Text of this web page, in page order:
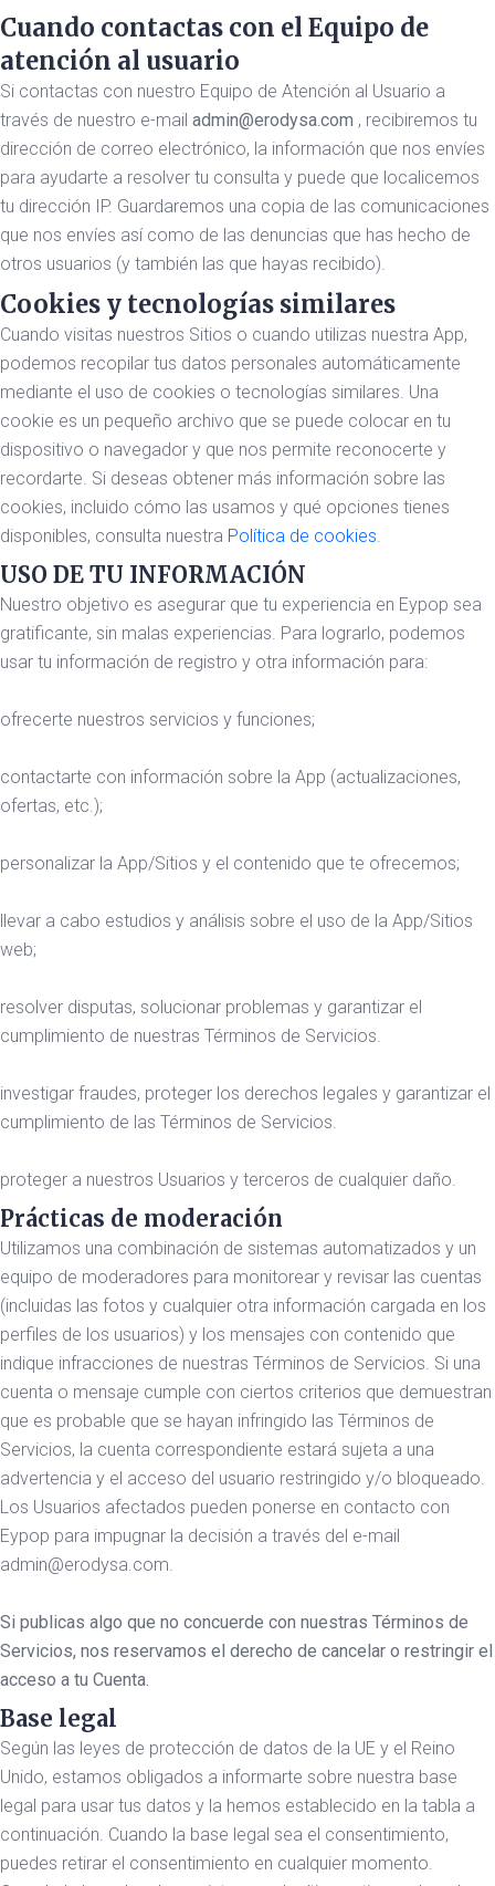
Cuando contactas con el Equipo de
atención al usuario
Si contactas con nuestro Equipo de Atención al Usuario a
través de nuestro e-mail admin@erodysa.com , recibiremos tu
dirección de correo electrónico, la información que nos envíes
para ayudarte a resolver tu consulta y puede que localicemos
tu dirección IP. Guardaremos una copia de las comunicaciones
que nos envíes así como de las denuncias que has hecho de
otros usuarios (y también las que hayas recibido).
Cookies y tecnologías similares
Cuando visitas nuestros Sitios o cuando utilizas nuestra App,
podemos recopilar tus datos personales automáticamente
mediante el uso de cookies o tecnologías similares. Una
cookie es un pequeño archivo que se puede colocar en tu
dispositivo o navegador y que nos permite reconocerte y
recordarte. Si deseas obtener más información sobre las
cookies, incluido cómo las usamos y qué opciones tienes
disponibles, consulta nuestra Política de cookies
USO DE TU INFORMACIÓN
Nuestro objetivo es asegurar que tu experiencia en Eypop sea
gratificante, sin malas experiencias. Para lograrlo, podemos
usar tu información de registro y otra información para:
ofrecerte nuestros servicios y funciones;
contactarte con información sobre la App (actualizaciones,
ofertas, etc.);
personalizar la App/Sitios y el contenido que te ofrecemos;
llevar a cabo estudios y análisis sobre el uso de la App/Sitios
web;
resolver disputas, solucionar problemas y garantizar el
cumplimiento de nuestras Términos de Servicios.
investigar fraudes, proteger los derechos legales y garantizar el
cumplimiento de las Términos de Servicios.
proteger a nuestros Usuarios y terceros de cualquier daño.
Prácticas de moderación
Utilizamos una combinación de sistemas automatizados y un
equipo de moderadores para monitorear y revisar las cuentas
(incluidas las fotos y cualquier otra información cargada en los
perfiles de los usuarios) y los mensajes con contenido que
indique infracciones de nuestras Términos de Servicios. Si una
cuenta o mensaje cumple con ciertos criterios que demuestran
que es probable que se hayan infringido las Términos de
Servicios, la cuenta correspondiente estará sujeta a una
advertencia y el acceso del usuario restringido y/o bloqueado.
Los Usuarios afectados pueden ponerse en contacto con
Eypop para impugnar la decisión a través del e-mail
admin@erodysa.com.
Si publicas algo que no concuerde con nuestras Términos de
Servicios, nos reservamos el derecho de cancelar o restringir el
acceso a tu Cuenta.
Base legal
Según las leyes de protección de datos de la UE y el Reino
Unido, estamos obligados a informarte sobre nuestra base
legal para usar tus datos y la hemos establecido en la tabla a
continuación. Cuando la base legal sea el consentimiento,
puedes retirar el consentimiento en cualquier momento.